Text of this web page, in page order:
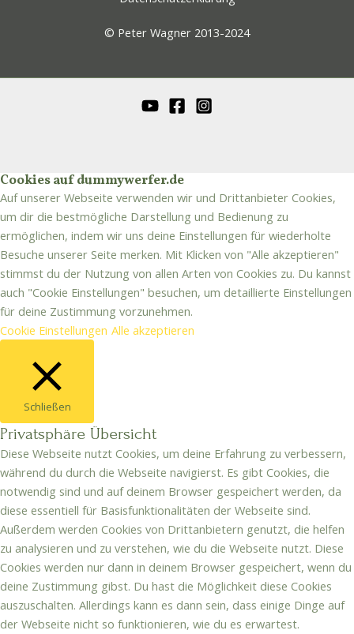
© Peter Wagner 2013-2024
Cookies auf dummywerfer.de
Auf unserer Webseite verwenden wir und Drittanbieter Cookies,
um dir die bestmögliche Darstellung und Bedienung zu
ermöglichen, indem wir uns deine Einstellungen für wiederholte
Besuche unserer Seite merken. Mit Klicken von "Alle akzeptieren"
stimmst du der Nutzung von allen Arten von Cookies zu. Du kannst
auch "Cookie Einstellungen" besuchen, um detaillierte Einstellungen
für deine Zustimmung vorzunehmen.
Cookie Einstellungen Alle akzeptieren
Schließen
Privatsphäre Übersicht
Diese Webseite nutzt Cookies, um deine Erfahrung zu verbessern,
während du durch die Webseite navigierst. Es gibt Cookies, die
notwendig sind und auf deinem Browser gespeichert werden, da
diese essentiell für Basisfunktionalitäten der Webseite sind.
Außerdem werden Cookies von Drittanbietern genutzt, die helfen
zu analysieren und zu verstehen, wie du die Webseite nutzt. Diese
Cookies werden nur dann in deinem Browser gespeichert, wenn du
deine Zustimmung gibst. Du hast die Möglichkeit diese Cookies
auszuschalten. Allerdings kann es dann sein, dass einige Dinge auf
der Webseite nicht so funktionieren, wie du es erwartest.